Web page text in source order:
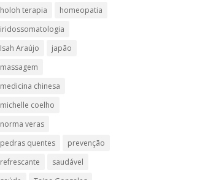
holoh terapia
homeopatia
iridossomatologia
Isah Araújo
japão
massagem
medicina chinesa
michelle coelho
norma veras
pedras quentes
prevenção
refrescante
saudável